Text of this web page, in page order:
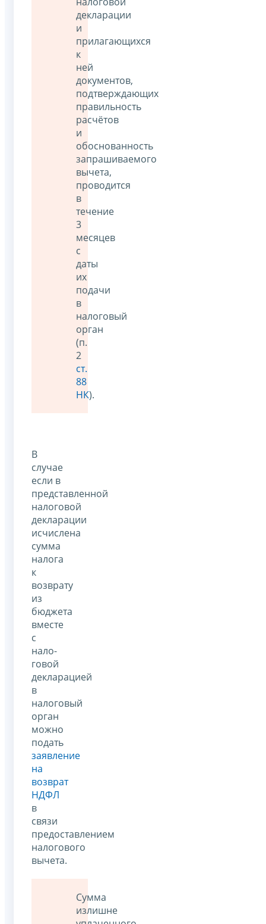
декларации
и
прилагающихся
к
ней
документов,
подтверждающих
правильность
расчётов
и
обоснованность
запрашиваемого
вычета,
проводится
в
течение
3
месяцев
с
даты
их
подачи
в
налоговый
орган
(п.
2
ст.
88
НК).
В
случае
если в
представленной
налоговой
декларации
исчислена
сумма
налога
к
возврату
из
бюджета
вместе
с
нало­
говой
декларацией
в
налоговый
орган
можно
подать
заявление
на
возврат
НДФЛ
в
связи
предоставлением
налогового
вычета.
Сумма
излишне